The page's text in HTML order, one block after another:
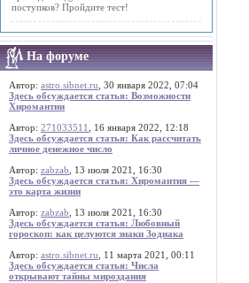
поступков? Пройдите тест!
На форуме
Автор: astro.sibnet.ru , 30 января 2022, 07:04
Здесь обсуждается статья: Возможности
Хиромантии
Автор: 271033511
, 16 января 2022, 12:18
Здесь обсуждается статья: Как рассчитать
личное денежное число
Автор: zabzab , 13 июля 2021, 16:30
Здесь обсуждается статья: Хиромантия —
это карта жизни
Автор: zabzab , 13 июля 2021, 16:30
Здесь обсуждается статья: Любовный
гороскоп: как целуются знаки Зодиака
Автор: astro.sibnet.ru , 11 марта 2021, 00:11
Здесь обсуждается статья: Числа
открывают тайны мироздания